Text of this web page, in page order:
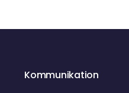
g
n
Kommunikation